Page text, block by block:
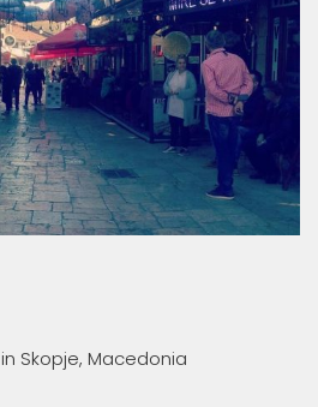
in Kriva Palanka region, endures
Their Own Shadow